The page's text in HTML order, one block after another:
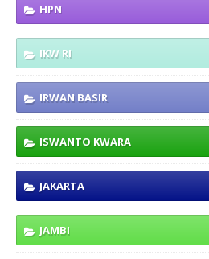
HPN
IKW RI
IRWAN BASIR
ISWANTO KWARA
JAKARTA
JAMBI